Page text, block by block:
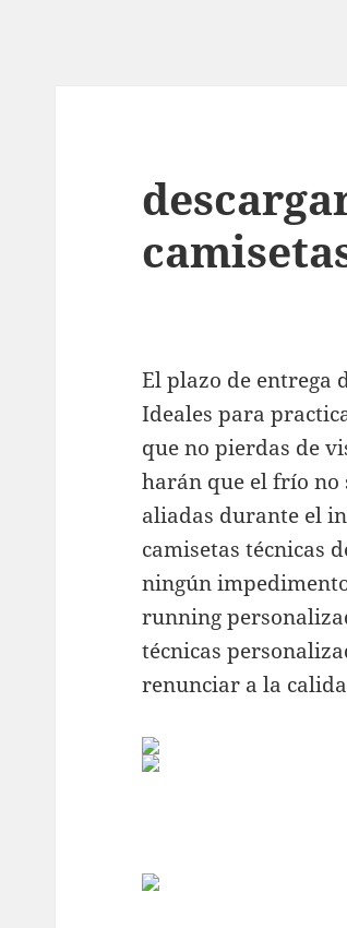
El plazo de entrega
Ideales para
que no pierdas de
harán que el frío no
aliadas durante el
camisetas técnicas
ningún
running
técnicas
renunciar a la